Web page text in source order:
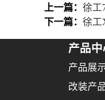
上一篇： 徐工
下一篇： 徐工
产品中
产品展
改装产